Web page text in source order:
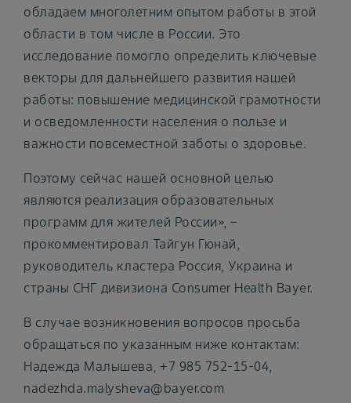
обладаем многолетним опытом работы в этой
области в том числе в России. Это
исследование помогло определить ключевые
векторы для дальнейшего развития нашей
работы: повышение медицинской грамотности
и осведомленности населения о пользе и
важности повсеместной заботы о здоровье.
Поэтому сейчас нашей основной целью
являются реализация образовательных
программ для жителей России», –
прокомментировал Тайгун Гюнай,
руководитель кластера Россия, Украина и
страны СНГ дивизиона Consumer Health Bayer.
В случае возникновения вопросов просьба
обращаться по указанным ниже контактам:
Надежда Малышева, +7 985 752-15-04,
nadezhda.malysheva@bayer.com